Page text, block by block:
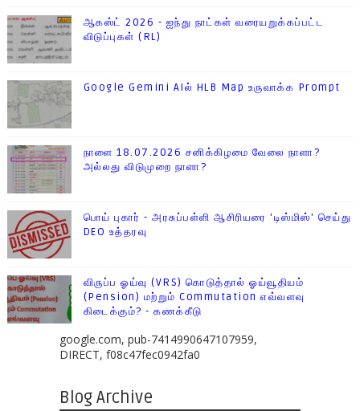
ஆகஸ்ட் 2026 - ஐந்து நாட்கள் வரையறுக்கப்பட்ட
விடுப்புகள் (RL)
Google Gemini AIல் HLB Map உருவாக்க Prompt
நாளை 18.07.2026 சனிக்கிழமை வேலை நாளா?
அல்லது விடுமுறை நாளா?
பொய் புகார் - அரசுப்பள்ளி ஆசிரியரை 'டிஸ்மிஸ்' செய்து
DEO உத்தரவு
விருப்ப ஓய்வு (VRS) கொடுத்தால் ஓய்வூதியம்
(Pension) மற்றும் Commutation எவ்வளவு
கிடைக்கும்? - கணக்கீடு
google.com, pub-7414990647107959,
DIRECT, f08c47fec0942fa0
Blog Archive